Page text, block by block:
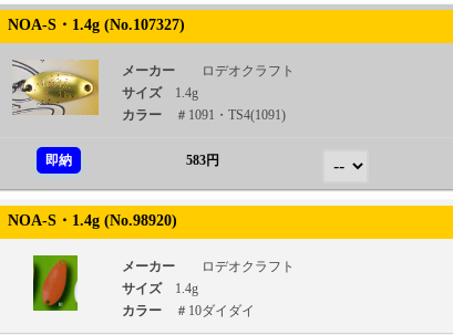
NOA-S・1.4g (No.107327)
メーカー
ロデオクラフト
サイズ
1.4g
カラー
＃1091・TS4(1091)
即納 583円
NOA-S・1.4g (No.98920)
メーカー
ロデオクラフト
サイズ
1.4g
カラー
＃10ダイダイ